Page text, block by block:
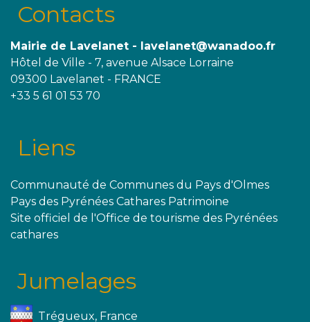
Contacts
Mairie de Lavelanet - lavelanet@wanadoo.fr
Hôtel de Ville - 7, avenue Alsace Lorraine
09300 Lavelanet - FRANCE
+33 5 61 01 53 70
Liens
Communauté de Communes du Pays d'Olmes
Pays des Pyrénées Cathares Patrimoine
Site officiel de l'Office de tourisme des Pyrénées
cathares
Jumelages
Trégueux, France